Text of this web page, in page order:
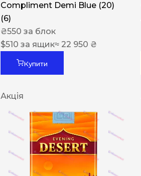
Compliment Demi Blue (20)
(6)
₴550 за блок
$510 за ящик≈ 22 950 ₴
Купити
Акція